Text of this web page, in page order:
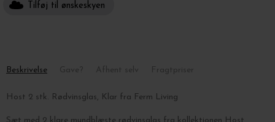
Tilføj til ønskeskyen
Beskrivelse
Host 2 stk. Rødvinsglas, Klar fra Ferm Living